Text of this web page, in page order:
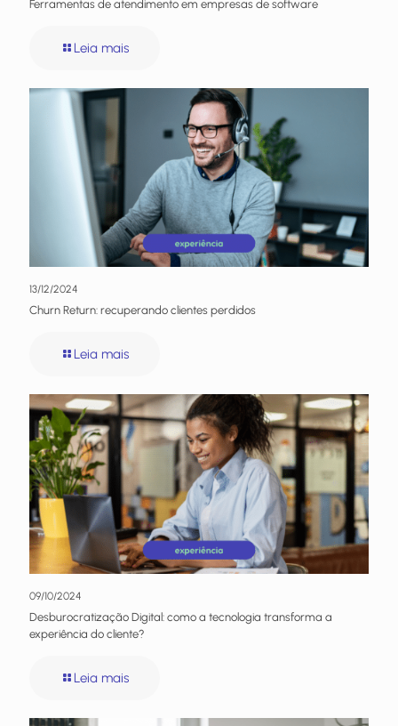
Ferramentas de atendimento em empresas de software
Leia mais
13/12/2024
Churn Return: recuperando clientes perdidos
Leia mais
09/10/2024
Desburocratização Digital: como a tecnologia transforma a
experiência do cliente?
Leia mais